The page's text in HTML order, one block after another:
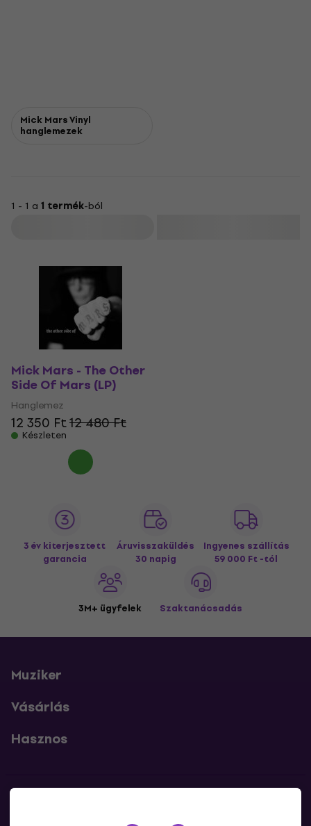
Mick Mars Vinyl
hanglemezek
1 - 1 a 1 termék-ból
Mick Mars - The Other
Side Of Mars (LP)
Hanglemez
12 350 Ft12 480 Ft
Készleten
3 év kiterjesztett
garancia
Áruvisszaküldés
30 napig
Ingyenes szállítás
59 000 Ft -tól
3M+ ügyfelek Szaktanácsadás
Muziker
Vásárlás
Hasznos